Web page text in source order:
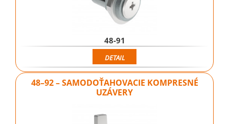
48-91
DETAIL
48–92 – SAMODOŤAHOVACIE KOMPRESNÉ
UZÁVERY